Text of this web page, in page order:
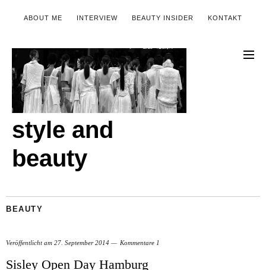
ABOUT ME INTERVIEW BEAUTY INSIDER KONTAKT
style and
beauty
BEAUTY
Veröffentlicht am 27. September 2014 Kommentare 1
Sisley Open Day Hamburg